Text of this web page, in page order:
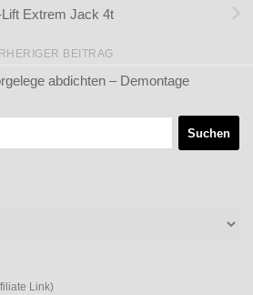
Lift Extrem Jack 4t
BEITRAG
abdichten – Demontage
Link)